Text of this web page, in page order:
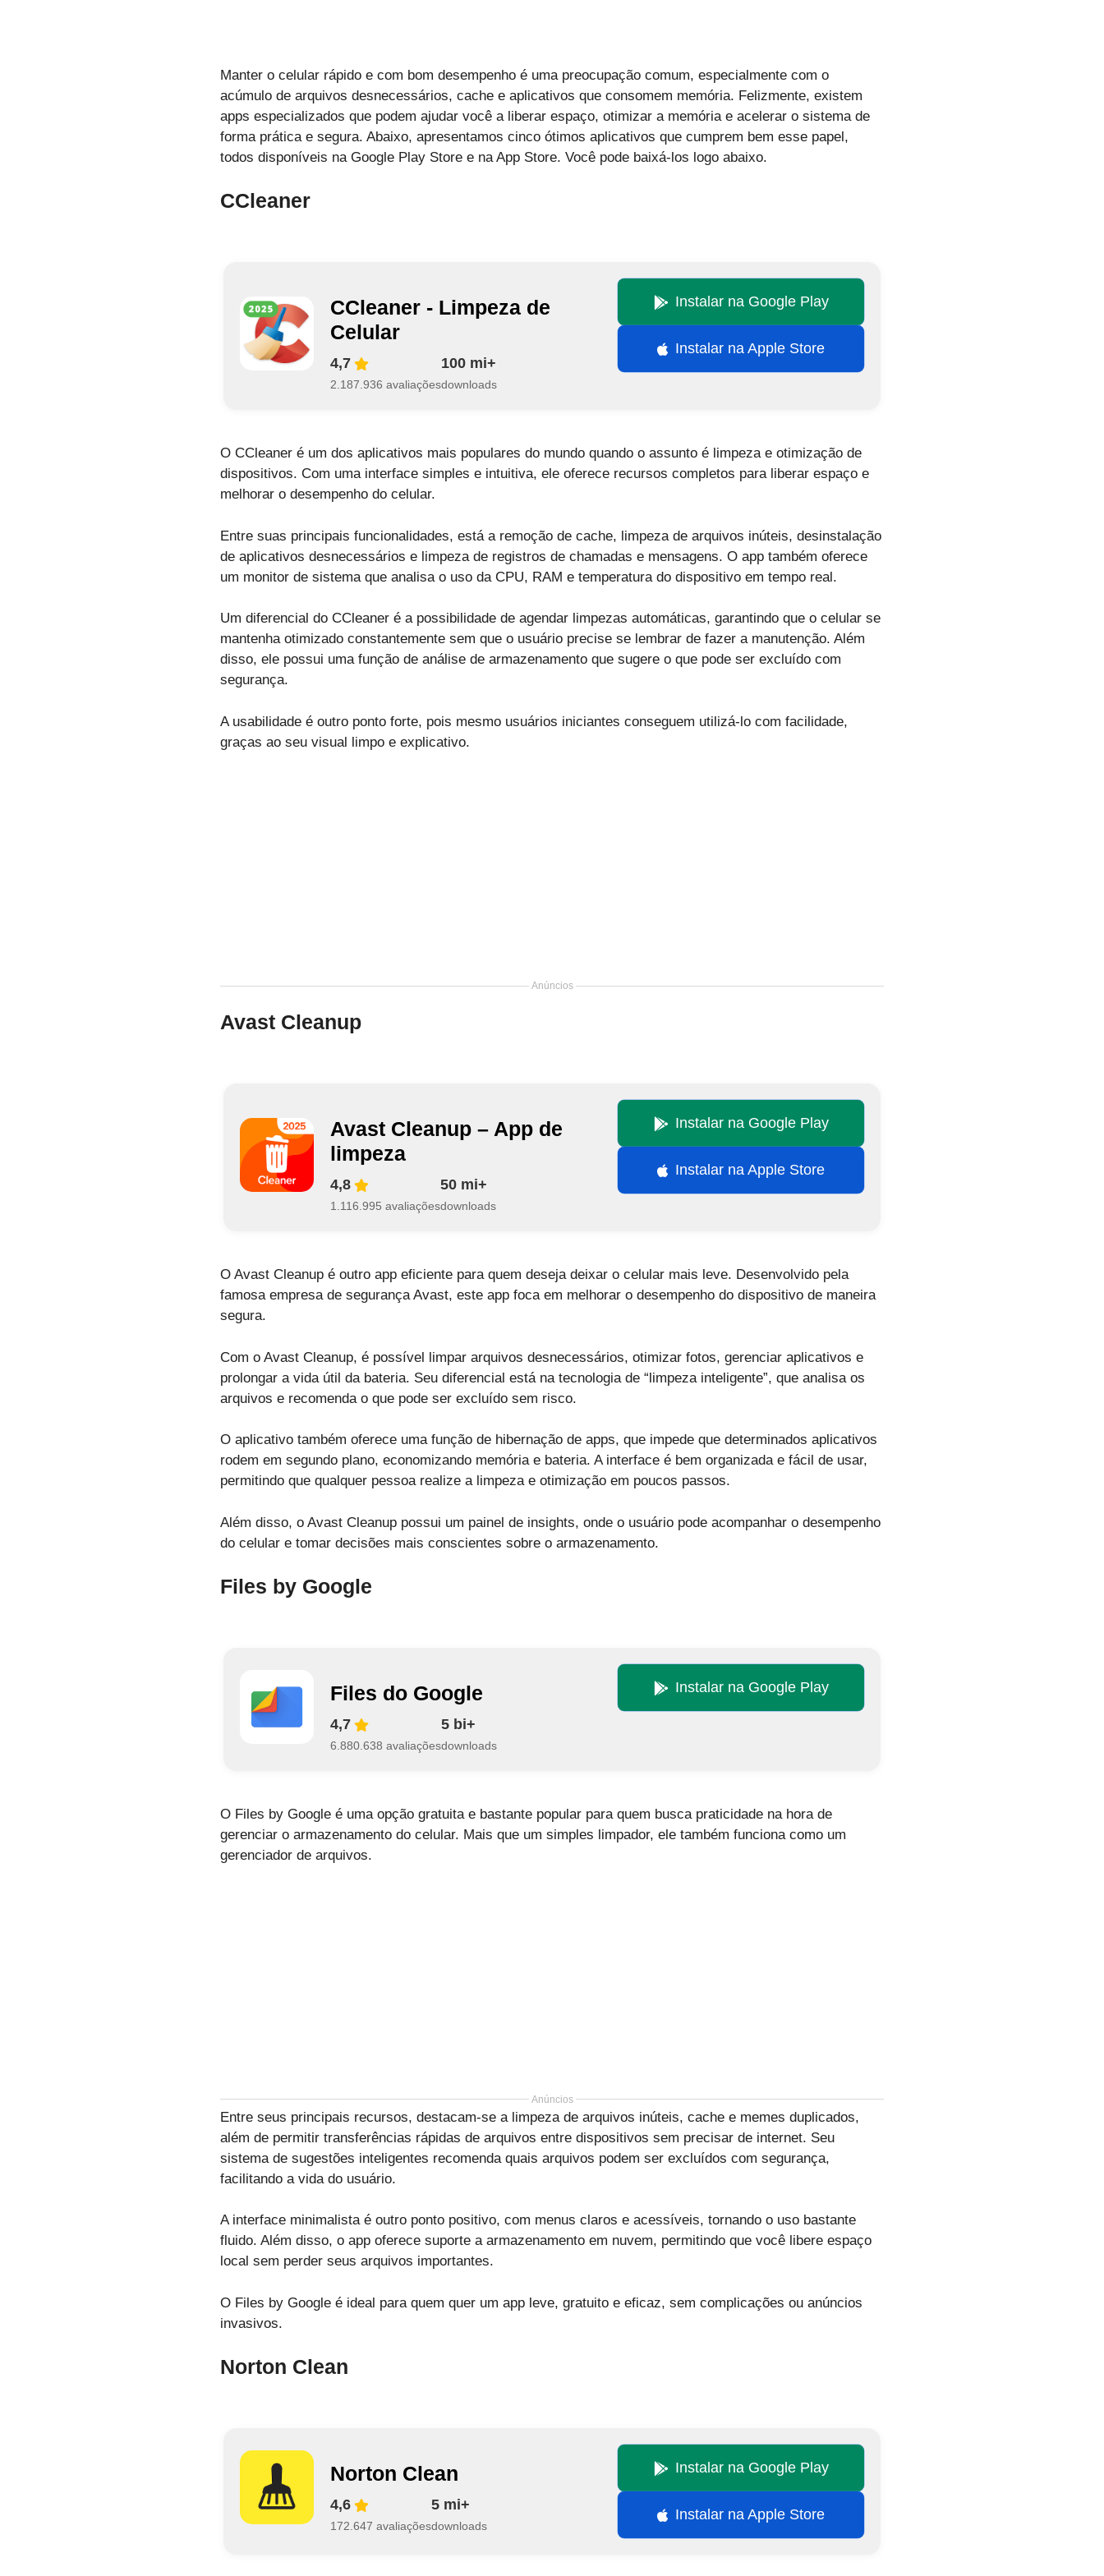
Manter o celular rápido e com bom desempenho é uma preocupação comum, especialmente com o
acúmulo de arquivos desnecessários, cache e aplicativos que consomem memória. Felizmente, existem
apps especializados que podem ajudar você a liberar espaço, otimizar a memória e acelerar o sistema de
forma prática e segura. Abaixo, apresentamos cinco ótimos aplicativos que cumprem bem esse papel,
todos disponíveis na Google Play Store e na App Store. Você pode baixá-los logo abaixo.
CCleaner
CCleaner - Limpeza de
Celular
4,7
2.187.936 avaliações
100 mi+
downloads
Instalar na Google Play
Instalar na Apple Store
O CCleaner é um dos aplicativos mais populares do mundo quando o assunto é limpeza e otimização de
dispositivos. Com uma interface simples e intuitiva, ele oferece recursos completos para liberar espaço e
melhorar o desempenho do celular.
Entre suas principais funcionalidades, está a remoção de cache, limpeza de arquivos inúteis, desinstalação
de aplicativos desnecessários e limpeza de registros de chamadas e mensagens. O app também oferece
um monitor de sistema que analisa o uso da CPU, RAM e temperatura do dispositivo em tempo real.
Um diferencial do CCleaner é a possibilidade de agendar limpezas automáticas, garantindo que o celular se
mantenha otimizado constantemente sem que o usuário precise se lembrar de fazer a manutenção. Além
disso, ele possui uma função de análise de armazenamento que sugere o que pode ser excluído com
segurança.
A usabilidade é outro ponto forte, pois mesmo usuários iniciantes conseguem utilizá-lo com facilidade,
graças ao seu visual limpo e explicativo.
Anúncios
Avast Cleanup
Avast Cleanup – App de
limpeza
4,8
1.116.995 avaliações
50 mi+
downloads
Instalar na Google Play
Instalar na Apple Store
O Avast Cleanup é outro app eficiente para quem deseja deixar o celular mais leve. Desenvolvido pela
famosa empresa de segurança Avast, este app foca em melhorar o desempenho do dispositivo de maneira
segura.
Com o Avast Cleanup, é possível limpar arquivos desnecessários, otimizar fotos, gerenciar aplicativos e
prolongar a vida útil da bateria. Seu diferencial está na tecnologia de “limpeza inteligente”, que analisa os
arquivos e recomenda o que pode ser excluído sem risco.
O aplicativo também oferece uma função de hibernação de apps, que impede que determinados aplicativos
rodem em segundo plano, economizando memória e bateria. A interface é bem organizada e fácil de usar,
permitindo que qualquer pessoa realize a limpeza e otimização em poucos passos.
Além disso, o Avast Cleanup possui um painel de insights, onde o usuário pode acompanhar o desempenho
do celular e tomar decisões mais conscientes sobre o armazenamento.
Files by Google
Files do Google
4,7
6.880.638 avaliações
5 bi+
downloads
Instalar na Google Play
O Files by Google é uma opção gratuita e bastante popular para quem busca praticidade na hora de
gerenciar o armazenamento do celular. Mais que um simples limpador, ele também funciona como um
gerenciador de arquivos.
Anúncios
Entre seus principais recursos, destacam-se a limpeza de arquivos inúteis, cache e memes duplicados,
além de permitir transferências rápidas de arquivos entre dispositivos sem precisar de internet. Seu
sistema de sugestões inteligentes recomenda quais arquivos podem ser excluídos com segurança,
facilitando a vida do usuário.
A interface minimalista é outro ponto positivo, com menus claros e acessíveis, tornando o uso bastante
fluido. Além disso, o app oferece suporte a armazenamento em nuvem, permitindo que você libere espaço
local sem perder seus arquivos importantes.
O Files by Google é ideal para quem quer um app leve, gratuito e eficaz, sem complicações ou anúncios
invasivos.
Norton Clean
Norton Clean
4,6
172.647 avaliações
5 mi+
downloads
Instalar na Google Play
Instalar na Apple Store